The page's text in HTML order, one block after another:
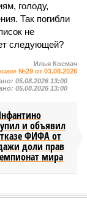
голоду,
Так погибли
не
следующей?
Илья Космач
№29 от 03.08.2026
05.08.2026 13:00
05.08.2026 13:00
и объявил
ФИФА от
доли прав
мира